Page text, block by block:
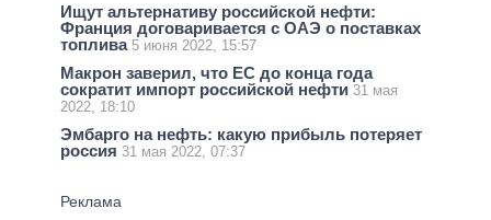
Ищут альтернативу российской нефти:
Франция договаривается с ОАЭ о поставках
топлива 5 июня 2022, 15:57
Макрон заверил, что ЕС до конца года
сократит импорт российской нефти 31 мая
2022, 18:10
Эмбарго на нефть: какую прибыль потеряет
россия 31 мая 2022, 07:37